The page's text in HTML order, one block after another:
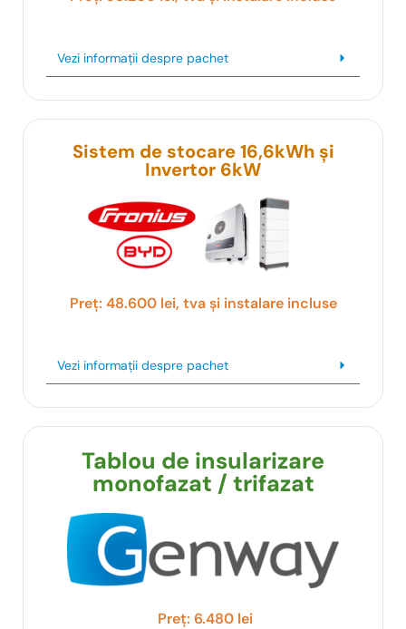
Vezi informații despre pachet
Sistem de stocare 16,6kWh și
Invertor 6kW
Preț: 48.600 lei, tva și instalare incluse
Vezi informații despre pachet
Tablou de insularizare
monofazat / trifazat
Preț: 6.480 lei